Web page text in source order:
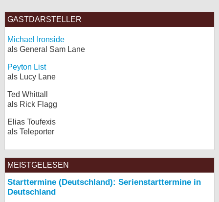
GASTDARSTELLER
Michael Ironside
als General Sam Lane
Peyton List
als Lucy Lane
Ted Whittall
als Rick Flagg
Elias Toufexis
als Teleporter
MEISTGELESEN
Starttermine (Deutschland): Serienstarttermine in
Deutschland